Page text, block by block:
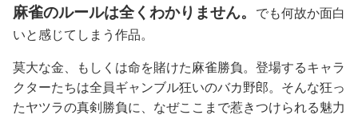
麻雀のルールは全くわかりません。
でも何故か面白
いと感じてしまう作品。
莫大な金、もしくは命を賭けた麻雀勝負。登場するキャラ
クターたちは全員ギャンブル狂いのバカ野郎。そんな狂っ
たヤツラの真剣勝負に、なぜここまで惹きつけられる魅力